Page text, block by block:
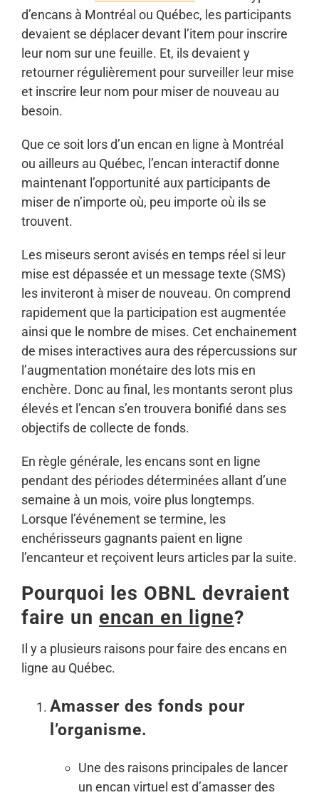
d’encans à Montréal ou Québec, les participants
devaient se déplacer devant l’item pour inscrire
leur nom sur une feuille. Et, ils devaient y
retourner régulièrement pour surveiller leur mise
et inscrire leur nom pour miser de nouveau au
besoin.
Que ce soit lors d’un encan en ligne à Montréal
ou ailleurs au Québec, l’encan interactif donne
maintenant l’opportunité aux participants de
miser de n’importe où, peu importe où ils se
trouvent.
Les miseurs seront avisés en temps réel si leur
mise est dépassée et un message texte (SMS)
les inviteront à miser de nouveau. On comprend
rapidement que la participation est augmentée
ainsi que le nombre de mises. Cet enchainement
de mises interactives aura des répercussions sur
l’augmentation monétaire des lots mis en
enchère. Donc au final, les montants seront plus
élevés et l’encan s’en trouvera bonifié dans ses
objectifs de collecte de fonds.
En règle générale, les encans sont en ligne
pendant des périodes déterminées allant d’une
semaine à un mois, voire plus longtemps.
Lorsque l’événement se termine, les
enchérisseurs gagnants paient en ligne
l’encanteur et reçoivent leurs articles par la suite.
Pourquoi les OBNL devraient
faire un encan en ligne?
Il y a plusieurs raisons pour faire des encans en
ligne au Québec.
Amasser des fonds pour
l’organisme.
Une des raisons principales de lancer
un encan virtuel est d’amasser des